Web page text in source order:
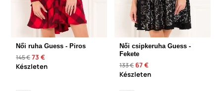
Női ruha Guess - Piros
145 €73 €
Készleten
Női csipkeruha Guess -
Fekete
133 € 67 €
Készleten